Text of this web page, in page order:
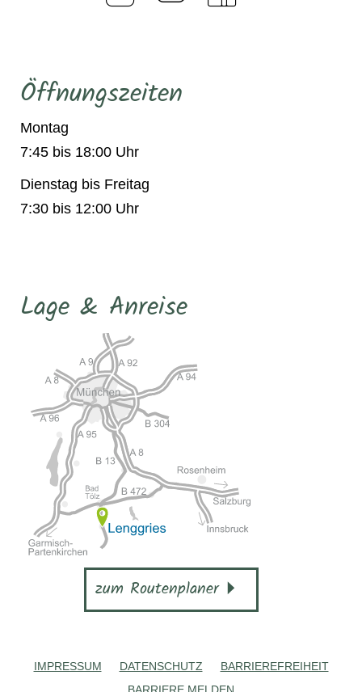
Öffnungszeiten
Montag
7:45 bis 18:00 Uhr
Dienstag bis Freitag
7:30 bis 12:00 Uhr
Lage & Anreise
zum Routenplaner
IMPRESSUM DATENSCHUTZ
BARRIEREFREIHEIT
BARRIERE MELDEN